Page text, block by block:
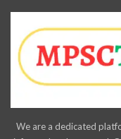
We are a dedicated